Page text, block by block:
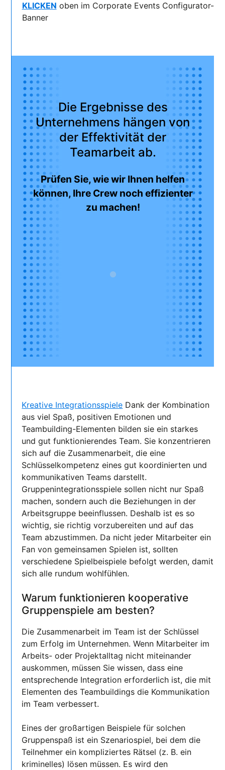
KLICKEN oben im Corporate Events Configurator-
Banner
Die Ergebnisse des
Unternehmens hängen von
der Effektivität der
Teamarbeit ab.
Prüfen Sie, wie wir Ihnen helfen
können, Ihre Crew noch effizienter
zu machen!
Kreative Integrationsspiele Dank der Kombination
aus viel Spaß, positiven Emotionen und
Teambuilding-Elementen bilden sie ein starkes
und gut funktionierendes Team. Sie konzentrieren
sich auf die Zusammenarbeit, die eine
Schlüsselkompetenz eines gut koordinierten und
kommunikativen Teams darstellt.
Gruppenintegrationsspiele sollen nicht nur Spaß
machen, sondern auch die Beziehungen in der
Arbeitsgruppe beeinflussen. Deshalb ist es so
wichtig, sie richtig vorzubereiten und auf das
Team abzustimmen. Da nicht jeder Mitarbeiter ein
Fan von gemeinsamen Spielen ist, sollten
verschiedene Spielbeispiele befolgt werden, damit
sich alle rundum wohlfühlen.
Warum funktionieren kooperative
Gruppenspiele am besten?
Die Zusammenarbeit im Team ist der Schlüssel
zum Erfolg im Unternehmen. Wenn Mitarbeiter im
Arbeits- oder Projektalltag nicht miteinander
auskommen, müssen Sie wissen, dass eine
entsprechende Integration erforderlich ist, die mit
Elementen des Teambuildings die Kommunikation
im Team verbessert.
Eines der großartigen Beispiele für solchen
Gruppenspaß ist ein Szenariospiel, bei dem die
Teilnehmer ein kompliziertes Rätsel (z. B. ein
kriminelles) lösen müssen. Es wird den